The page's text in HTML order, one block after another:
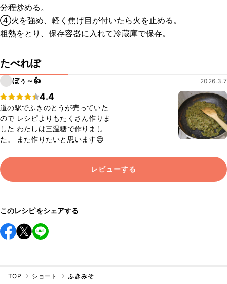
分程炒める。
④火を強め、軽く焦げ目が付いたら火を止める。
粗熱をとり、保存容器に入れて冷蔵庫で保存。
たべれぽ
ぼぅ～👍 2026.3.7
4.4
道の駅でふきのとうが売っていた
ので レシピよりもたくさん作りま
した わたしは三温糖で作りまし
た。 また作りたいと思います😊
レビューする
このレシピをシェアする
TOP ショート ふきみそ